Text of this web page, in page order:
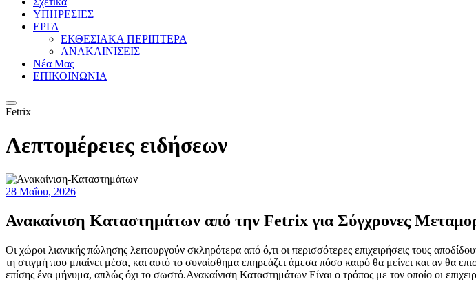
ΥΠΗΡΕΣΙΕΣ
ΕΡΓΑ
ΕΚΘΕΣΙΑΚΑ ΠΕΡΙΠΤΕΡΑ
ΑΝΑΚΑΙΝΙΣΕΙΣ
Νέα Μας
ΕΠΙΚΟΙΝΩΝΙΑ
Fetrix
Λεπτομέρειες ειδήσεων
28 Μαΐου, 2026
Ανακαίνιση Καταστημάτων από την Fetrix για Σύγχρονες
Οι χώροι λιανικής πώλησης λειτουργούν σκληρότερα από ό,τι οι περισσότερες επιχειρήσεις τους
τη στιγμή που μπαίνει μέσα, και αυτό το συναίσθημα επηρεάζει άμεσα πόσο καιρό θα μείνει και αν θα
επίσης ένα μήνυμα, απλώς όχι το σωστό.Ανακαίνιση Καταστημάτων Είναι ο τρόπος με τον οποίο οι